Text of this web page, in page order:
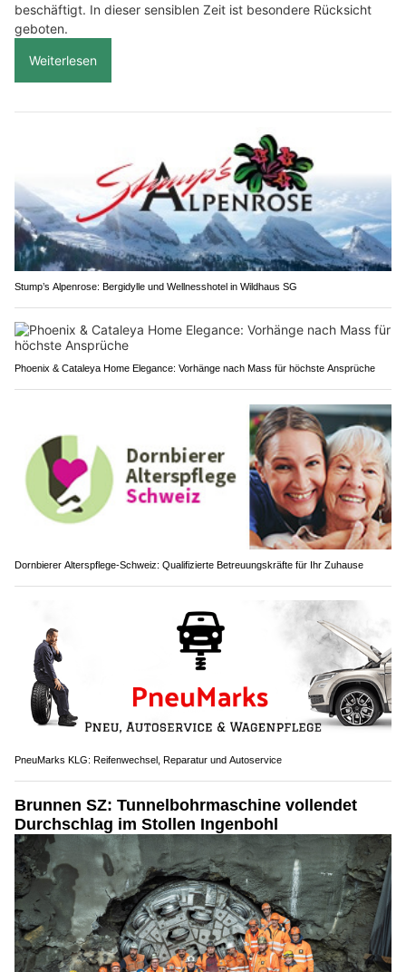
beschäftigt. In dieser sensiblen Zeit ist besondere Rücksicht
geboten.
Weiterlesen
Stump’s Alpenrose: Bergidylle und Wellnesshotel in Wildhaus SG
Phoenix & Cataleya Home Elegance: Vorhänge nach Mass für höchste Ansprüche
Dornbierer Alterspflege-Schweiz: Qualifizierte Betreuungskräfte für Ihr Zuhause
PneuMarks KLG: Reifenwechsel, Reparatur und Autoservice
Brunnen SZ: Tunnelbohrmaschine vollendet
Durchschlag im Stollen Ingenbohl